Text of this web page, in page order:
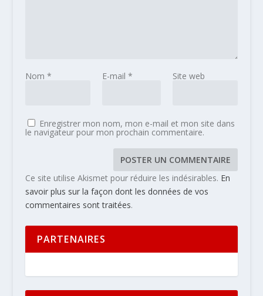
Nom * E-mail * Site web
Enregistrer mon nom, mon e-mail et mon site dans
le navigateur pour mon prochain commentaire.
Ce site utilise Akismet pour réduire les indésirables. En
savoir plus sur la façon dont les données de vos
commentaires sont traitées.
PARTENAIRES